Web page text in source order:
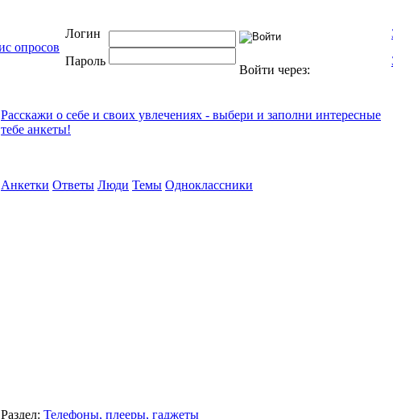
Логин
Пароль
Войти через:
Расскажи о себе и своих увлечениях - выбери и заполни интересные
тебе анкеты!
Анкетки Ответы Люди Темы Одноклассники
Раздел: Телефоны, плееры, гаджеты